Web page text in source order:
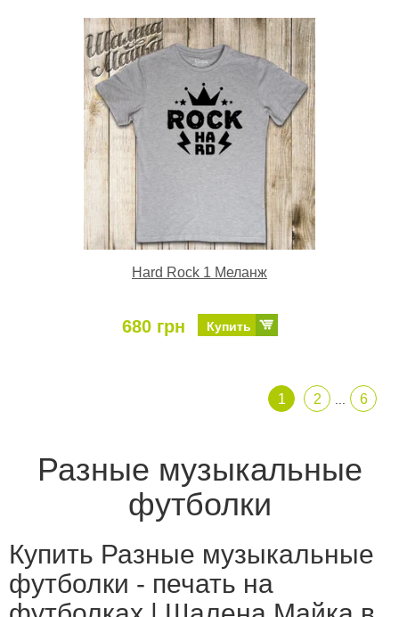
Hard Rock 1 Меланж
680 грн Купить
1 2 6
Разные музыкальные
футболки
Купить Разные музыкальные
футболки - печать на